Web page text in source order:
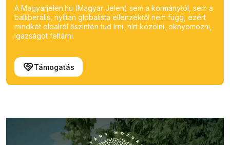
A Magyarjelen.hu (Magyar Jelen) sem a kormánytól, sem a
balliberális, nyíltan globalista ellenzéktől nem függ, ezért
mindkét oldalról őszintén tud írni, hírt közölni, oknyomozni,
igazságot feltárni.
Támogatás